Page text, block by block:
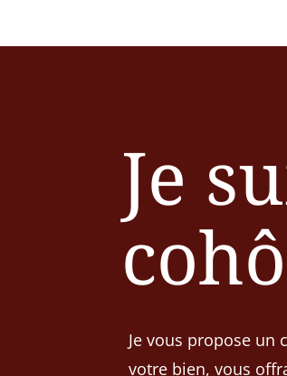
Je
Je vous propose un
votre bien, vous